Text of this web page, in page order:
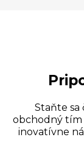
Staňte sa
obchodný tím
inovatívne